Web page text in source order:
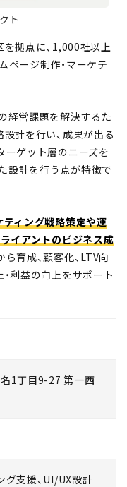
ト
拠点に、1,000社以上
ページ制作・マーケテ
経営課題を解決するた
計を行い、成果が出る
ーゲット層のニーズを
設計を行う点が特徴で
ティング戦略策定や運
イアントのビジネス成
育成、顧客化、LTV向
利益の向上をサポート
1丁目9-27 第一西
グ支援、UI/UX設計